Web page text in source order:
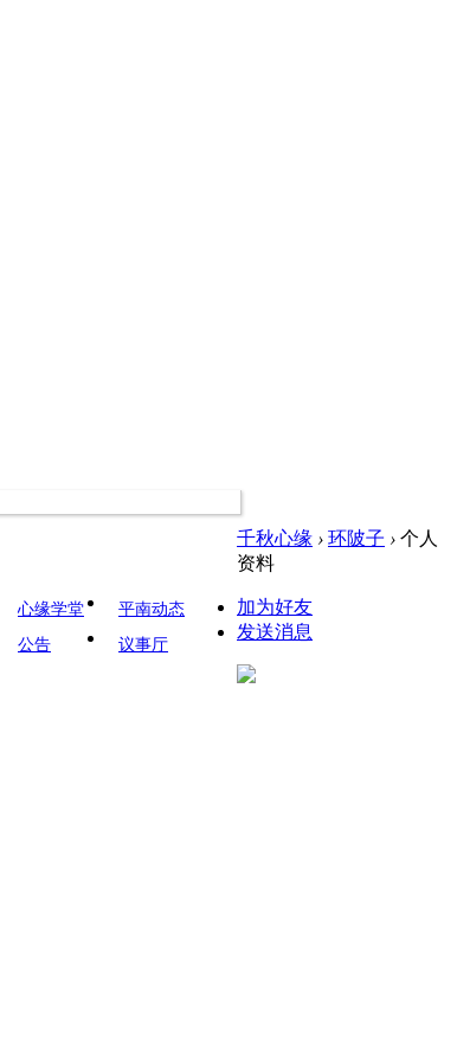
心缘学堂
平南动态
公告 议事厅
千秋心缘 › 环陂子 › 个人
资料
加为好友
发送消息